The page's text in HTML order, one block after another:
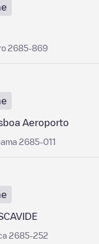
2685-869
Aeroporto
2685-011
2685-252